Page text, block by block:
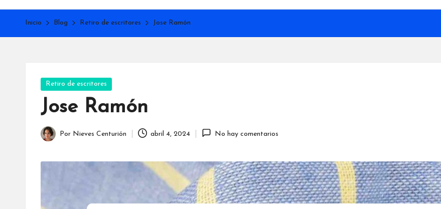
Inicio Blog Retiro de escritores Jose Ramón
Publicada
en
Retiro de escritores
Jose Ramón
Publicado
Por Nieves Centurión abril 4, 2024 No hay comentarios